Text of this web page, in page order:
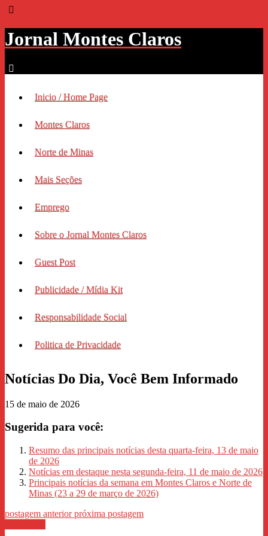
Jornal Montes Claros
Inicio / Home Page
Montes Claros
Norte de Minas
Mais Seções
Emprego
Sobre o Jornal Montes Claros
Guest Post
Publicidade / Mídia Kit
Responsabilidade Social
Politica de Privacidade
Notícias Do Dia, Você Bem Informado
15 de maio de 2026
Sugerida para você:
Resumo das principais notícias desta quarta-feira, 13 de maio
de 2026
Notícias em destaque nesta segunda-feira, 11 de maio de 2026
Principais notícias da semana em Montes Claros e Norte de
Minas (23 a 29 de março de 2026)
postagem anteriorpróxima postagem